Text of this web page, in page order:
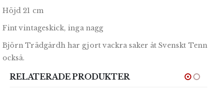
Höjd 21 cm
Fint vintageskick, inga nagg
Björn Trädgårdh har gjort vackra saker åt Svenskt Tenn
också.
RELATERADE PRODUKTER